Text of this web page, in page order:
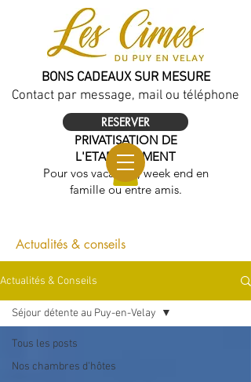
RESERVER
BONS CADEAUX SUR MESURE
Contact par message, mail ou téléphone
PRIVATISATION DE
L'ETABLISSEMENT
Pour vos vacances, week end en
famille ou entre amis.
Actualités & conseils
Actualités & Conseils
Tous les posts
Nos chambres d'hôtes
Séjour détente au Puy-en-Velay